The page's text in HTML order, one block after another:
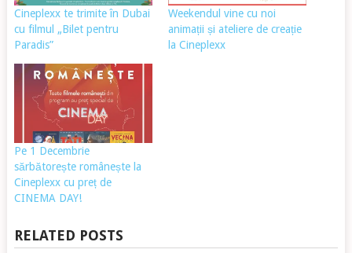
Cineplexx te trimite în Dubai
cu filmul „Bilet pentru
Paradis”
Weekendul vine cu noi
animații și ateliere de creație
la Cineplexx
Pe 1 Decembrie
sărbătorește românește la
Cineplexx cu preț de
CINEMA DAY!
RELATED POSTS